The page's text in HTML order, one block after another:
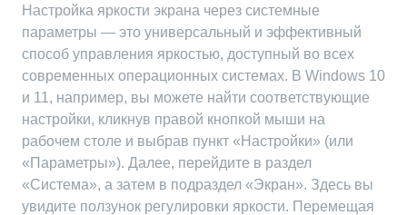
Настройка яркости экрана через системные
параметры — это универсальный и эффективный
способ управления яркостью, доступный во всех
современных операционных системах. В Windows 10
и 11, например, вы можете найти соответствующие
настройки, кликнув правой кнопкой мыши на
рабочем столе и выбрав пункт «Настройки» (или
«Параметры»). Далее, перейдите в раздел
«Система», а затем в подраздел «Экран». Здесь вы
увидите ползунок регулировки яркости. Перемещая